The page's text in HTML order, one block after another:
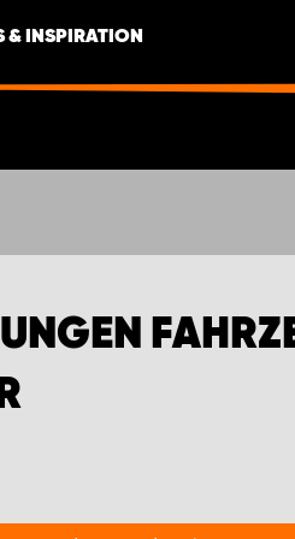
& INSPIRATION